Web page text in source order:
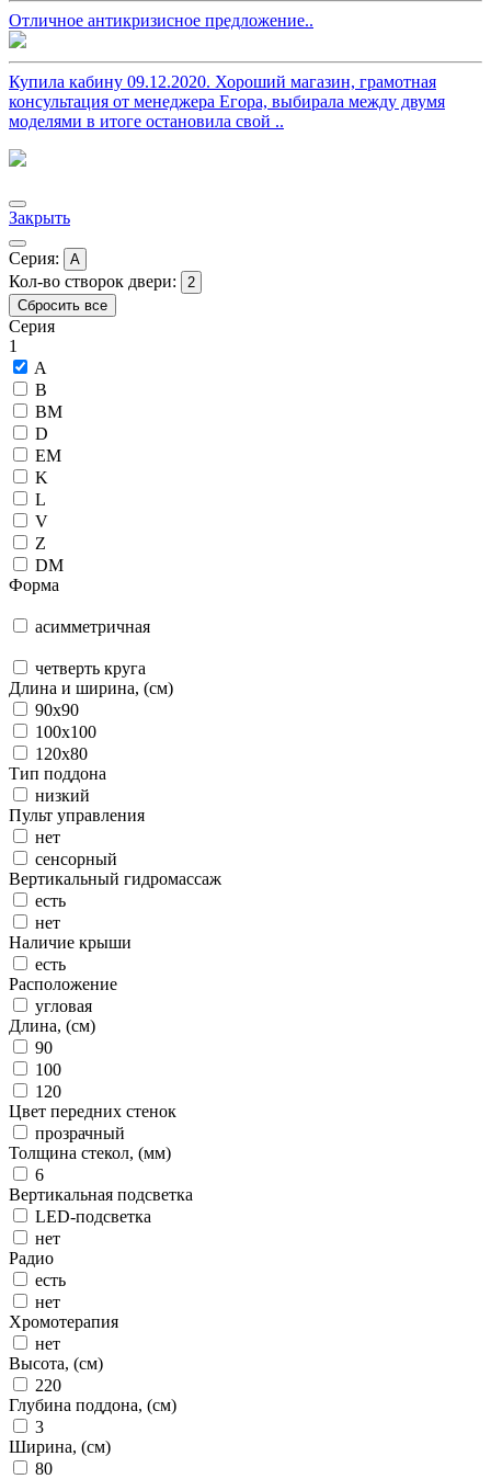
Отличное антикризисное предложение..
Купила кабину 09.12.2020. Хороший магазин, грамотная
консультация от менеджера Егора, выбирала между двумя
моделями в итоге остановила свой ..
Закрыть
Серия: A
Кол-во створок двери:
2
Сбросить все
Серия
1
A
B
BM
D
EM
K
L
V
Z
DM
Форма
асимметричная
четверть круга
Длина и ширина, (см)
90x90
100x100
120x80
Тип поддона
низкий
Пульт управления
нет
сенсорный
Вертикальный гидромассаж
есть
нет
Наличие крыши
есть
Расположение
угловая
Длина, (см)
90
100
120
Цвет передних стенок
прозрачный
Толщина стекол, (мм)
6
Вертикальная подсветка
LED-подсветка
нет
Радио
есть
нет
Хромотерапия
нет
Высота, (см)
220
Глубина поддона, (см)
3
Ширина, (см)
80